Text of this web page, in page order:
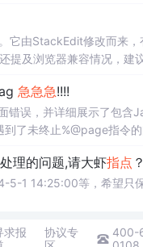
它由StackEdit修改而来
提及浏览器兼容情况，建
急急急!!!!
错误，并详细展示了包
了未终止%@page指令的
理的问题,请大虾指点
5-1 14:25:00等，希望只
求报
协议专
400-